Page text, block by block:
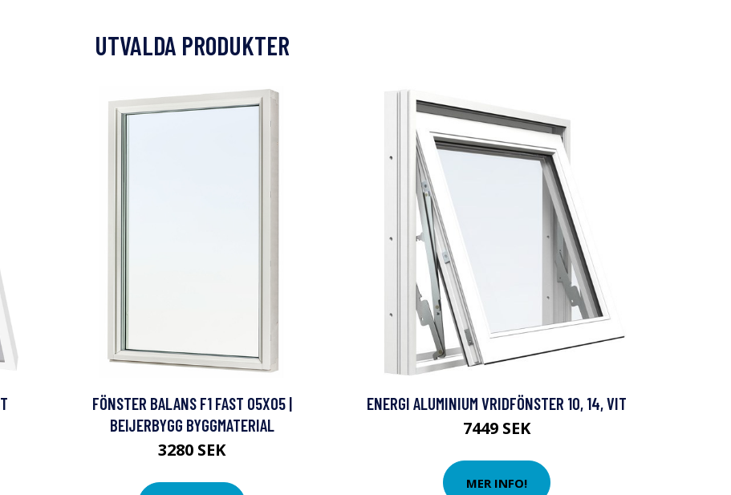
UTVALDA PRODUKTER
FÖNSTER BALANS F1 FAST 05X05 |
BEIJERBYGG BYGGMATERIAL
3280 SEK
ENERGI ALUMINIUM VRIDFÖNSTER 10, 14, VIT
7449 SEK
MER INFO!